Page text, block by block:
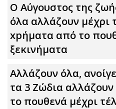
Ο Αύγουστος της
όλα αλλάζουν μέχρι
xpήματα από το
ξεκινήματα
Αλλάζουν όλα,
τα 3 Zώδια
το πουθενά μέχρι